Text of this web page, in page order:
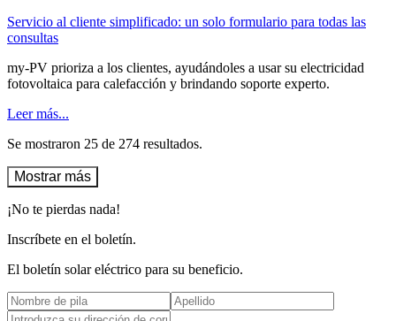
Servicio al cliente simplificado: un solo formulario para todas las
consultas
my-PV prioriza a los clientes, ayudándoles a usar su electricidad
fotovoltaica para calefacción y brindando soporte experto.
Leer más...
Se mostraron 25 de 274 resultados.
Mostrar más
¡No te pierdas nada!
Inscríbete en el boletín.
El boletín solar eléctrico para su beneficio.